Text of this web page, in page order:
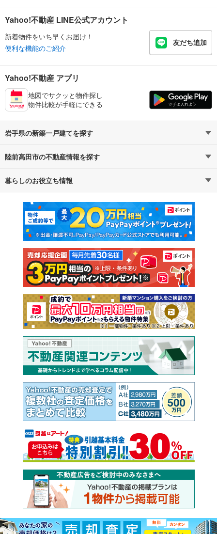
Yahoo!不動産 LINE公式アカウント
新着物件をいち早くお届け！
便利な機能のご紹介
友だち追加
Yahoo!不動産 アプリ
地図でサクッと物件探し
物件比較が手軽にできる
岩手県の新築一戸建てを探す
路線・駅から探す
通勤・通学時間から探す
陸前高田市の不動産情報を探す
不動産・住宅
新築マンション 中古マンション
新築一戸建て 中古一戸建て
注文住宅 土地
売却査定
暮らしのお役立ち情報
マンションカタログ 教えて！住まいの先生